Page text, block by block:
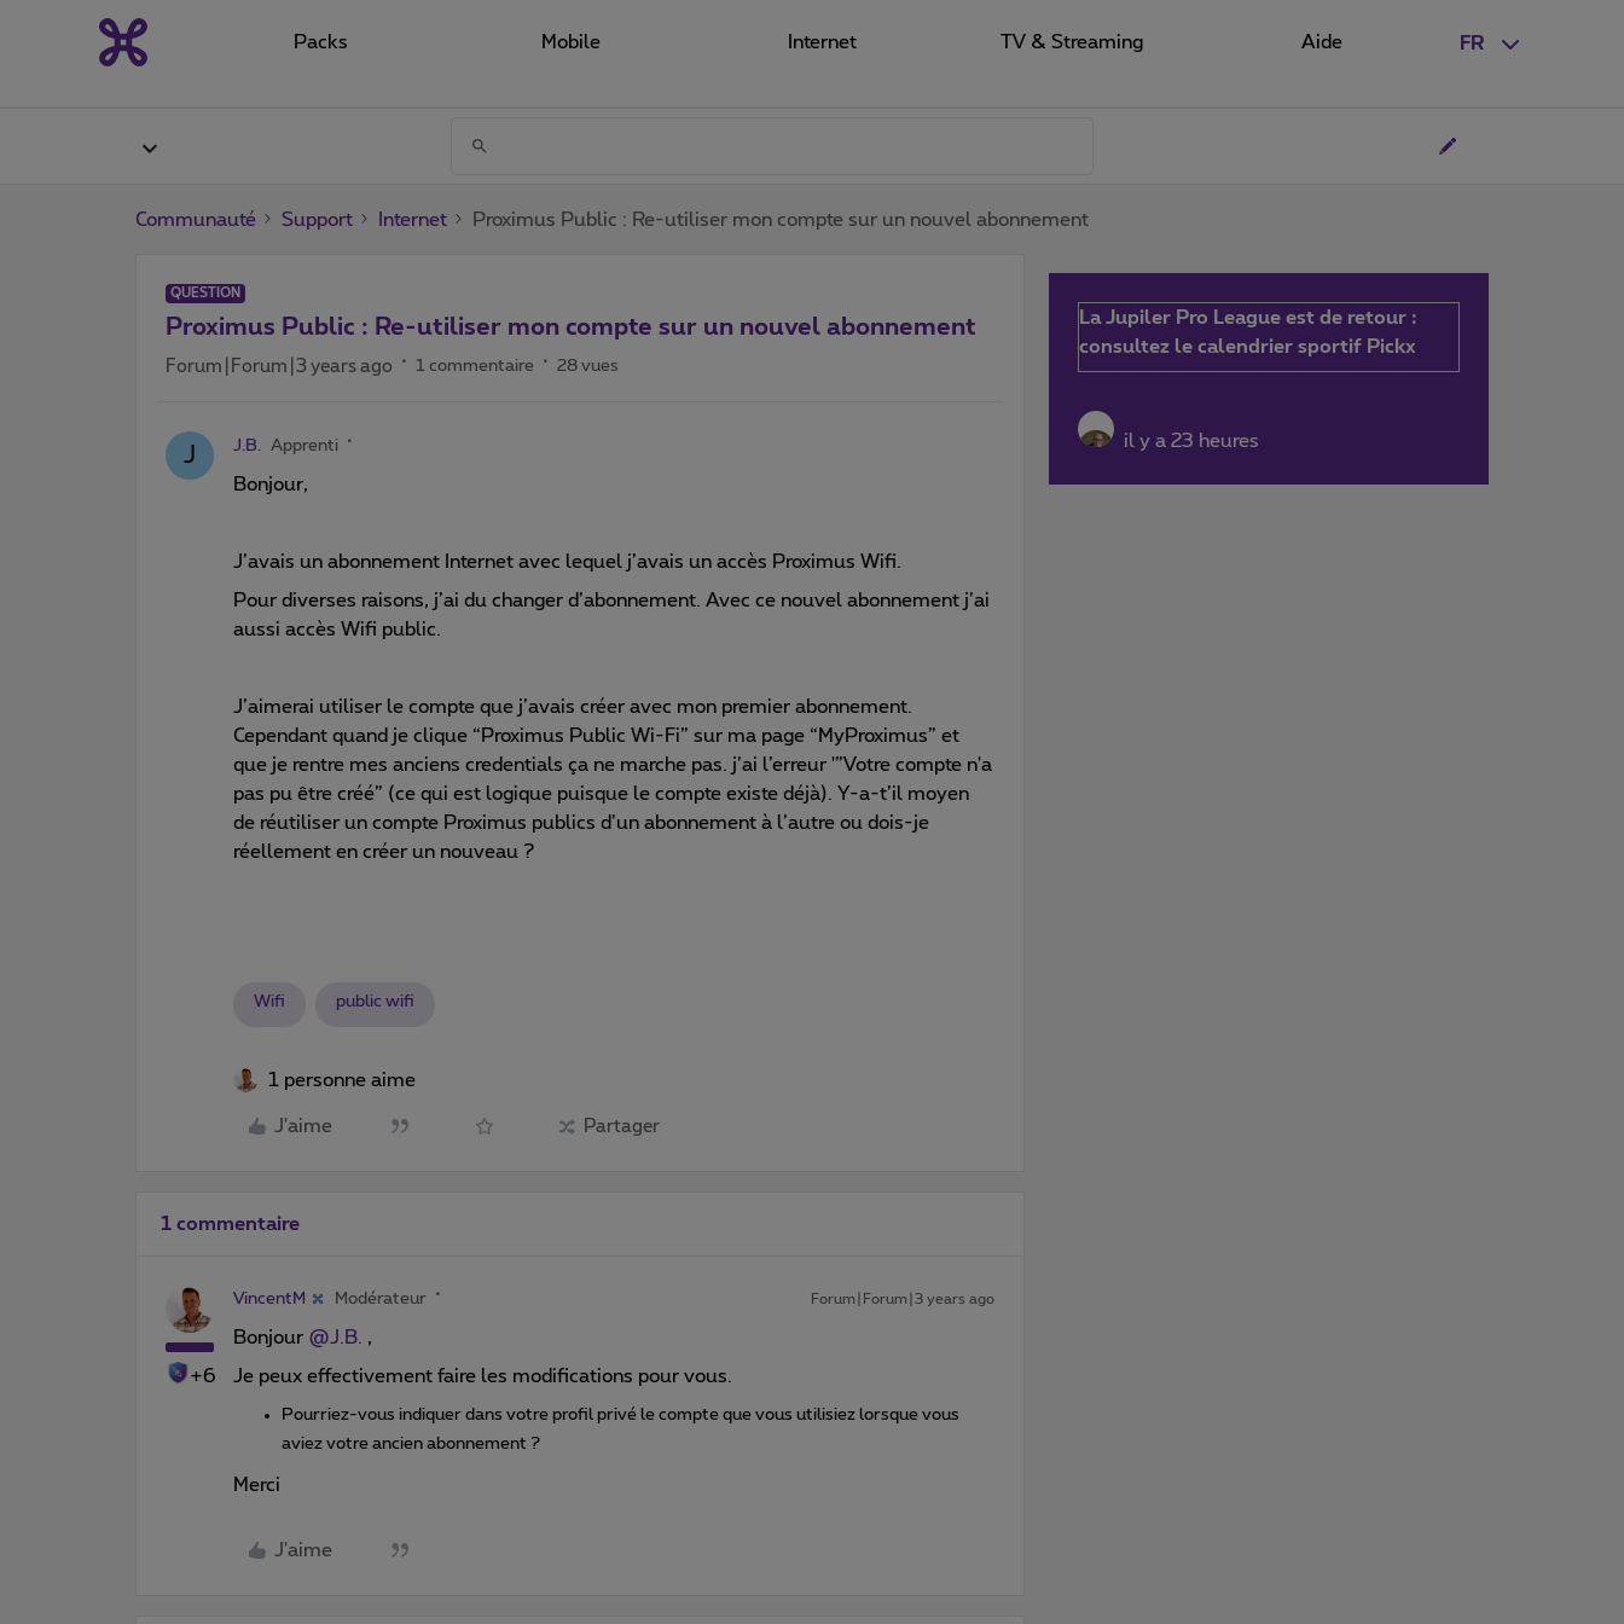
FR
Packs Mobile Internet TV & Streaming Aide
Communauté Support Internet Proximus Public : Re-utiliser mon compte sur un nouvel abonnement
QUESTION
Proximus Public : Re-utiliser mon compte sur un nouvel abonnement
Forum|Forum|3 years ago 1 commentaire 28 vues
J J.B. Apprenti
Bonjour,
J’avais un abonnement Internet avec lequel j’avais un accès Proximus Wifi.
Pour diverses raisons, j’ai du changer d’abonnement. Avec ce nouvel abonnement j’ai
aussi accès Wifi public.
J’aimerai utiliser le compte que j’avais créer avec mon premier abonnement.
Cependant quand je clique “Proximus Public Wi-Fi” sur ma page “MyProximus” et
que je rentre mes anciens credentials ça ne marche pas. j’ai l’erreur '”Votre compte n'a
pas pu être créé” (ce qui est logique puisque le compte existe déjà). Y-a-t’il moyen
de réutiliser un compte Proximus publics d’un abonnement à l’autre ou dois-je
réellement en créer un nouveau ?
Wifi public wifi
1 personne aime
J'aime Partager
1 commentaire
+6
VincentM Modérateur Forum|Forum|3 years ago
Bonjour @J.B. ,
Je peux effectivement faire les modifications pour vous.
Pourriez-vous indiquer dans votre profil privé le compte que vous utilisiez lorsque vous
aviez votre ancien abonnement ?
Merci
J'aime
La Jupiler Pro League est de retour :
consultez le calendrier sportif Pickx
il y a 23 heures